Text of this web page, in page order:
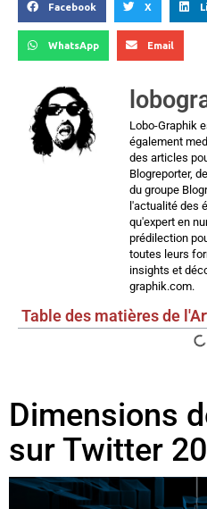
Facebook X
WhatsApp Email
Lobo-Graphik
également
des articles
Blogreporter,
du groupe
l'actualité des
qu'expert en
prédilection
toutes leurs
insights et
graphik.com.
Table des matières de
Dimensions
sur Twitter